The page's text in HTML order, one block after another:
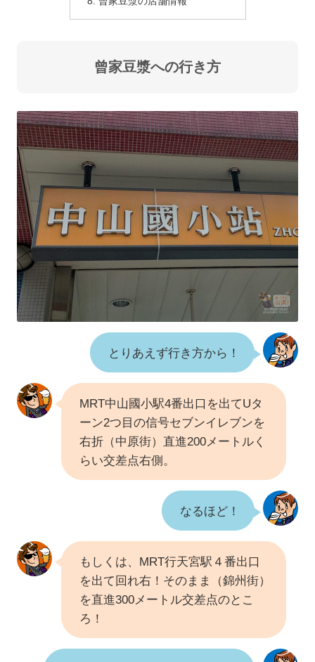
曾家豆漿への行き方
とりあえず行き方から！
MRT中山國小駅4番出口を出てUタ
ーン2つ目の信号セブンイレブンを
右折（中原街）直進200メートルく
らい交差点右側。
なるほど！
もしくは、MRT行天宮駅４番出口
を出て回れ右！そのまま（錦州街）
を直進300メートル交差点のとこ
ろ！